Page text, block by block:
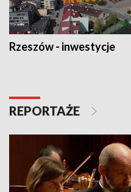
Rzeszów - inwestycje
REPORTAŻE